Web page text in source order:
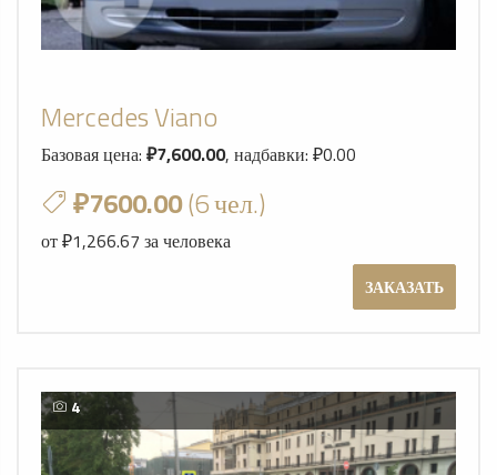
Mercedes Viano
Базовая цена: ₽7,600.00, надбавки: ₽0.00
₽7600.00(6 чел.)
от ₽1,266.67 за человека
ЗАКАЗАТЬ
4